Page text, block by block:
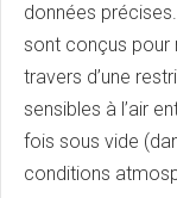
données
sont conçus pour
travers d’une
sensibles à l’air
fois sous vide
conditions